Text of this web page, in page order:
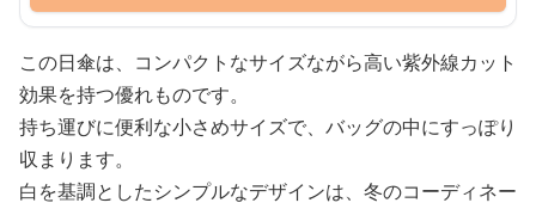
この日傘は、コンパクトなサイズながら高い紫外線カット
効果を持つ優れものです。
持ち運びに便利な小さめサイズで、バッグの中にすっぽり
収まります。
白を基調としたシンプルなデザインは、冬のコーディネー